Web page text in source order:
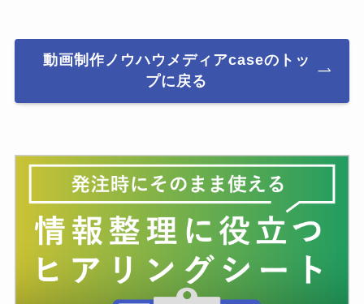
動画制作ノウハウメディアcaseのトッ
プに戻る